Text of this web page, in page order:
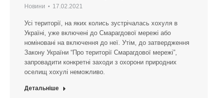
Новини 17.02.2021
Усі території, на яких колись зустрічалась хохуля в
Україні, уже включені до Смарагдової мережі або
номіновані на включення до неї. Утім, до затвердження
Закону України “Про території Смарагдової мережі”,
запровадити конкретні заходи з охорони природних
оселищ хохулі неможливо.
Детальніше